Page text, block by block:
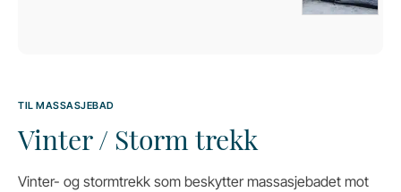
TIL MASSASJEBAD
Vinter / Storm trekk
Vinter- og stormtrekk som beskytter massasjebadet mot